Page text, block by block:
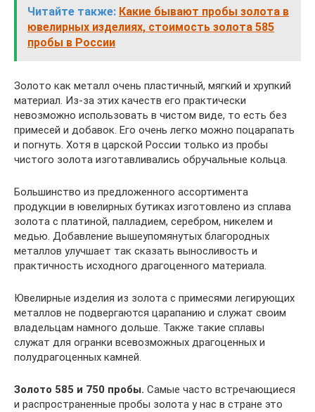
Читайте также: Какие бывают пробы золота в
ювелирных изделиях, стоимость золота 585
пробы в России
Золото как металл очень пластичный, мягкий и хрупкий
материал. Из-за этих качеств его практически
невозможно использовать в чистом виде, то есть без
примесей и добавок. Его очень легко можно поцарапать
и погнуть. Хотя в царской России только из пробы
чистого золота изготавливались обручальные кольца.
Большинство из предложенного ассортимента
продукции в ювелирных бутиках изготовлено из сплава
золота с платиной, палладием, серебром, никелем и
медью. Добавление вышеупомянутых благородных
металлов улучшает так сказать выносливость и
практичность исходного драгоценного материала.
Ювелирные изделия из золота с примесями легирующих
металлов не подвергаются царапанию и служат своим
владельцам намного дольше. Также такие сплавы
служат для огранки всевозможных драгоценных и
полудрагоценных камней.
Золото 585 и 750 пробы. Самые часто встречающиеся
и распространенные пробы золота у нас в стране это